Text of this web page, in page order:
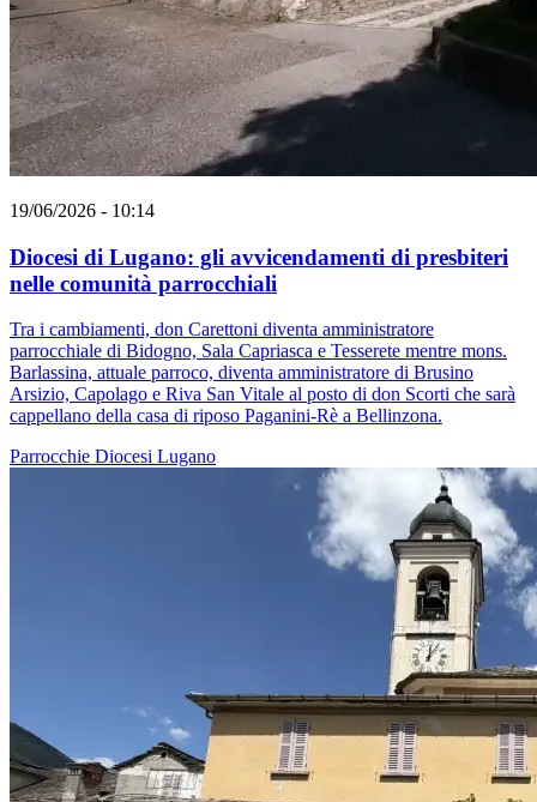
19/06/2026 - 10:14
Diocesi di Lugano: gli avvicendamenti di presbiteri
nelle comunità parrocchiali
Tra i cambiamenti, don Carettoni diventa amministratore
parrocchiale di Bidogno, Sala Capriasca e Tesserete mentre mons.
Barlassina, attuale parroco, diventa amministratore di Brusino
Arsizio, Capolago e Riva San Vitale al posto di don Scorti che sarà
cappellano della casa di riposo Paganini-Rè a Bellinzona.
Parrocchie Diocesi Lugano